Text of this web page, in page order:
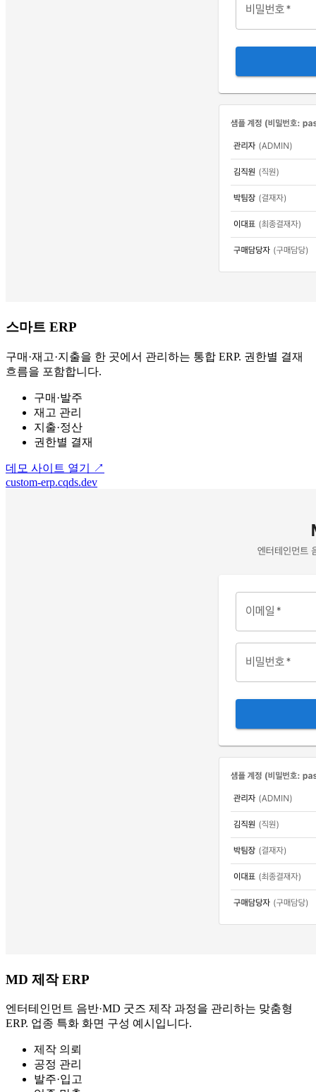
스마트 ERP
구매·재고·지출을 한 곳에서 관리하는 통합 ERP. 권한별 결재
흐름을 포함합니다.
구매·발주
재고 관리
지출·정산
권한별 결재
데모 사이트 열기
↗
custom-erp.cqds.dev
MD 제작 ERP
엔터테인먼트 음반·MD 굿즈 제작 과정을 관리하는 맞춤형
ERP. 업종 특화 화면 구성 예시입니다.
제작 의뢰
공정 관리
발주·입고